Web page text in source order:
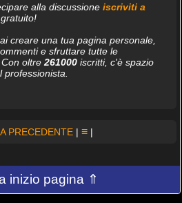
alla discussione iscriviti a
gratuito!
creare una tua pagina personale,
e sfruttare tutte le
oltre 261000iscritti, c'è spazio
PRECEDENTE | ≡ |
inizio pagina ⇑